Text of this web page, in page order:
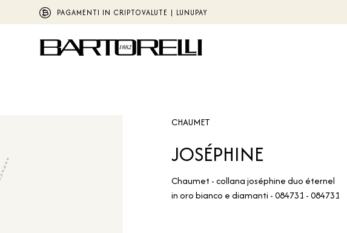
PAGAMENTI IN CRIPTOVALUTE | LUNUPAY
CHAUMET
JOSÉPHINE
Chaumet - collana joséphine duo éternel
in oro bianco e diamanti - 084731 - 084731